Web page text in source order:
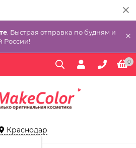
. Быстрая отправка по будням и
России!
×
0
Краснодар